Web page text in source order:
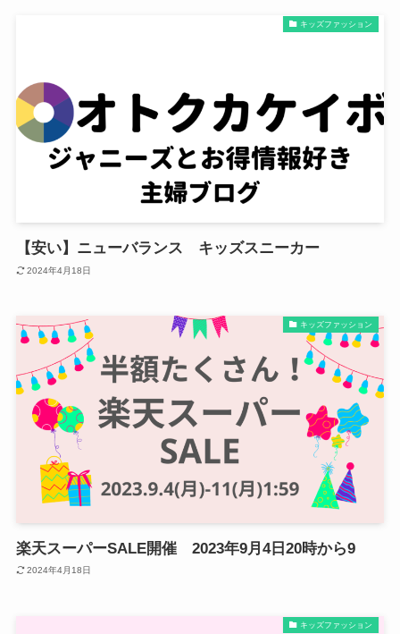
キッズファッション
【安い】ニューバランス キッズスニーカー
2024年4月18日
キッズファッション
楽天スーパーSALE開催 2023年9月4日20時から9
2024年4月18日
キッズファッション